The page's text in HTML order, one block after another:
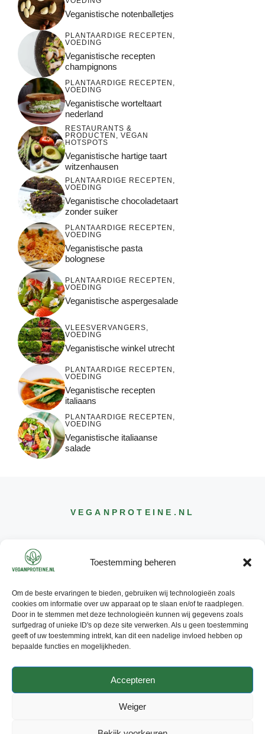
Toestemming beheren
Om de beste ervaringen te bieden, gebruiken wij technologieën zoals
cookies om informatie over uw apparaat op te slaan en/of te raadplegen.
Door in te stemmen met deze technologieën kunnen wij gegevens zoals
surfgedrag of unieke ID's op deze site verwerken. Als u geen toestemming
geeft of uw toestemming intrekt, kan dit een nadelige invloed hebben op
bepaalde functies en mogelijkheden.
Accepteren
Weiger
Veganistische notenballetjes
PLANTAARDIGE RECEPTEN ,
VOEDING
Veganistische recepten
champignons
PLANTAARDIGE RECEPTEN ,
VOEDING
Veganistische worteltaart
nederland
RESTAURANTS &
PRODUCTEN
VEGAN
HOTSPOTS
Veganistische hartige taart
witzenhausen
PLANTAARDIGE RECEPTEN ,
VOEDING
Veganistische chocoladetaart
zonder suiker
PLANTAARDIGE RECEPTEN ,
VOEDING
Veganistische pasta
bolognese
PLANTAARDIGE RECEPTEN ,
VOEDING
Veganistische aspergesalade
VLEESVERVANGERS,
VOEDING
Veganistische winkel utrecht
PLANTAARDIGE RECEPTEN ,
VOEDING
Veganistische recepten
italiaans
PLANTAARDIGE RECEPTEN ,
VOEDING
Veganistische italiaanse
salade
VEGANPROTEINE .NL
CONTACT
INFO@ VEGANPROTEINE.NL
PRIVACY POLICY
CONTACT